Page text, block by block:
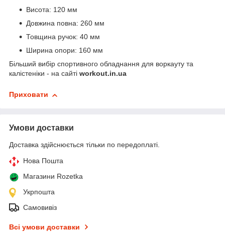
Висота: 120 мм
Довжина повна: 260 мм
Товщина ручок: 40 мм
Ширина опори: 160 мм
Більший вибір спортивного обладнання для воркауту та
калістеніки - на сайті workout.in.ua
Приховати
Умови доставки
Доставка здійснюється тільки по передоплаті.
Нова Пошта
Магазини Rozetka
Укрпошта
Самовивіз
Всі умови доставки